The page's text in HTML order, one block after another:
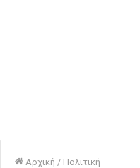
Αρχική / Πολιτική